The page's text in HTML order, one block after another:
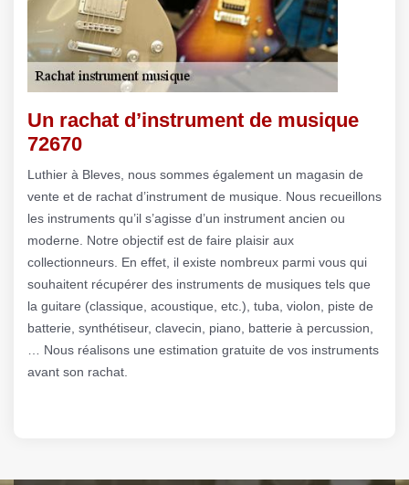
Un rachat d’instrument de musique
72670
Luthier à Bleves, nous sommes également un magasin de
vente et de rachat d’instrument de musique. Nous recueillons
les instruments qu’il s’agisse d’un instrument ancien ou
moderne. Notre objectif est de faire plaisir aux
collectionneurs. En effet, il existe nombreux parmi vous qui
souhaitent récupérer des instruments de musiques tels que
la guitare (classique, acoustique, etc.), tuba, violon, piste de
batterie, synthétiseur, clavecin, piano, batterie à percussion,
… Nous réalisons une estimation gratuite de vos instruments
avant son rachat.